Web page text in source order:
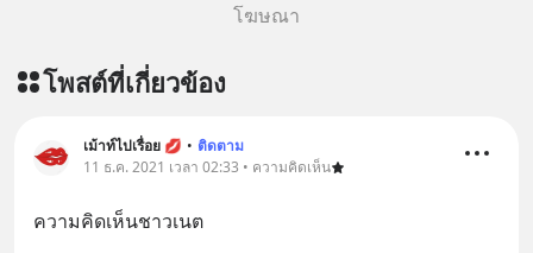
โฆษณา
โพสต์ที่เกี่ยวข้อง
เม้าท์ไปเรื่อย 💋 • ติดตาม
11 ธ.ค. 2021 เวลา 02:33 • ความคิดเห็น
ความคิดเห็นชาวเนต